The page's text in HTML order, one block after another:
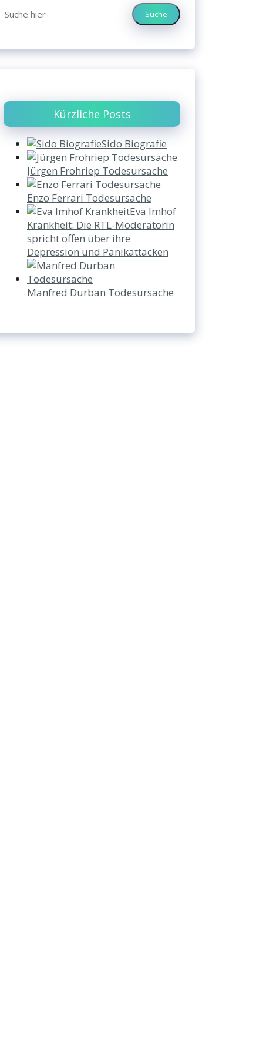
Suche
Kürzliche Posts
Sido Biografie
Jürgen Frohriep Todesursache
Enzo Ferrari Todesursache
Eva Imhof
Krankheit: Die RTL-Moderatorin
spricht offen über ihre
Depression und Panikattacken
Manfred Durban Todesursache